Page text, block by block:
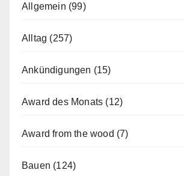
Allgemein (99)
Alltag (257)
Ankündigungen (15)
Award des Monats (12)
Award from the wood (7)
Bauen (124)